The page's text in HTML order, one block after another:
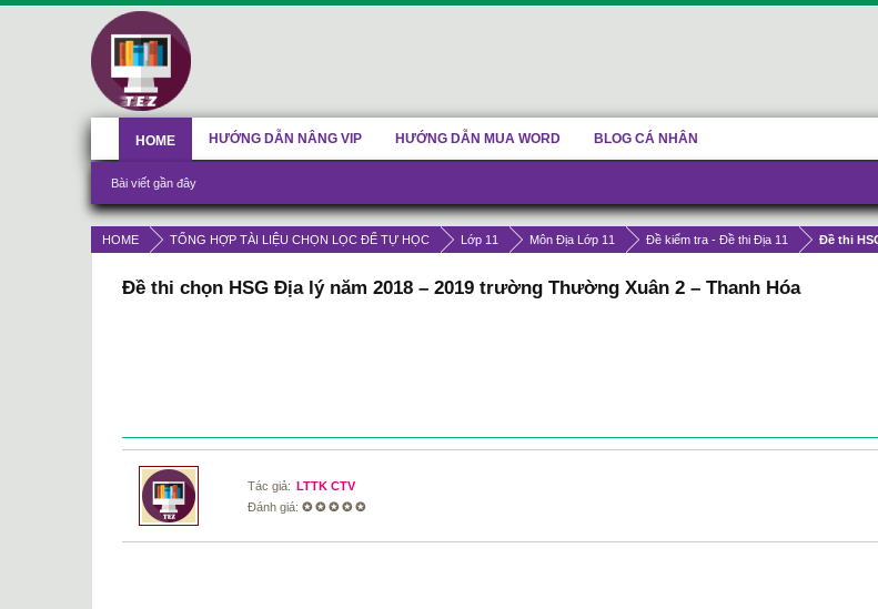
HOME TỔNG HỢP TÀI LIỆU CHỌN LỌC ĐỂ TỰ HỌC Lớp 11 Môn Địa Lớp 11 Đề kiểm tra - Đề thi Địa 11 Đề thi
Đề thi chọn HSG Địa lý năm 2018 – 2019 trường Thường Xuân 2 – Thanh Hóa
Tác giả: LTTK CTV
Đánh giá: ✪ ✪ ✪ ✪ ✪
HOME
Bài viết gần đây
HƯỚNG DẪN NÂNG VIP HƯỚNG DẪN MUA WORD BLOG CÁ NHÂN